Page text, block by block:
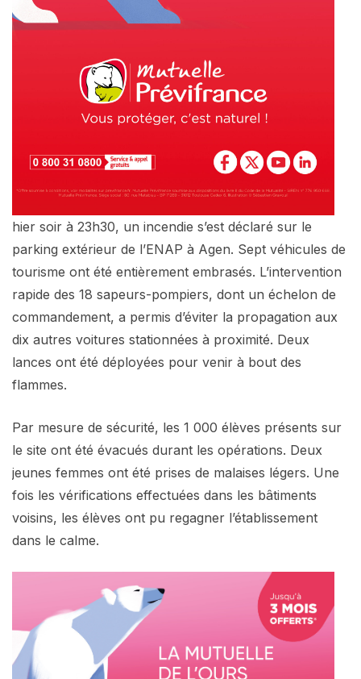
hier soir à 23h30, un incendie s’est déclaré sur le
parking extérieur de l’ENAP à Agen. Sept véhicules de
tourisme ont été entièrement embrasés. L’intervention
rapide des 18 sapeurs-pompiers, dont un échelon de
commandement, a permis d’éviter la propagation aux
dix autres voitures stationnées à proximité. Deux
lances ont été déployées pour venir à bout des
flammes.
Par mesure de sécurité, les 1 000 élèves présents sur
le site ont été évacués durant les opérations. Deux
jeunes femmes ont été prises de malaises légers. Une
fois les vérifications effectuées dans les bâtiments
voisins, les élèves ont pu regagner l’établissement
dans le calme.